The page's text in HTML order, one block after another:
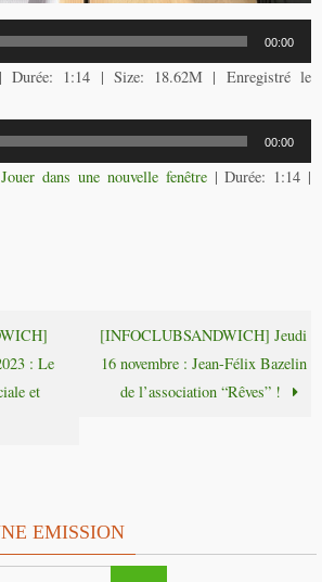
00:00
1:14 | Size: 18.62M | Enregistré le
00:00
Jouer dans une nouvelle fenêtre|Durée: 1:14 |
: Le
et
[INFOCLUBSANDWICH] Jeudi
16 novembre : Jean-Félix Bazelin
de l’association “Rêves” !
EMISSION